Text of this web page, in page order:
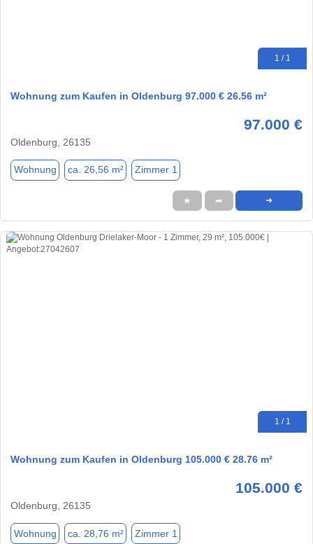
1 / 1
Wohnung zum Kaufen in Oldenburg 97.000 € 26.56 m²
97.000 €
Oldenburg, 26135
Wohnung ca. 26,56 m² Zimmer 1
★ ➦ ➜
1 / 1
Wohnung zum Kaufen in Oldenburg 105.000 € 28.76 m²
105.000 €
Oldenburg, 26135
Wohnung ca. 28,76 m² Zimmer 1